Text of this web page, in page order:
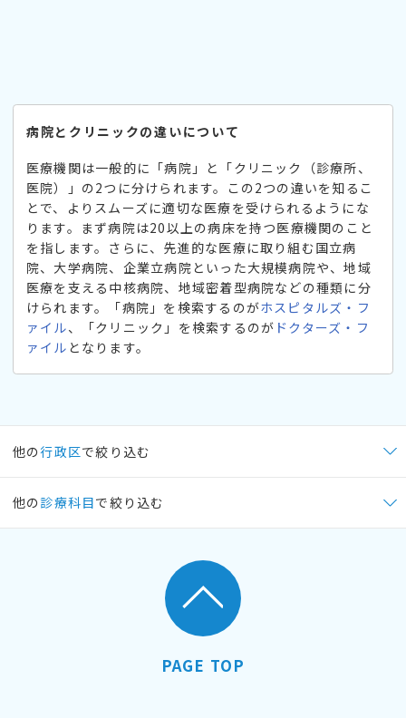
病院とクリニックの違いについて
医療機関は一般的に「病院」と「クリニック（診療所、
医院）」の2つに分けられます。この2つの違いを知るこ
とで、よりスムーズに適切な医療を受けられるようにな
ります。まず病院は20以上の病床を持つ医療機関のこと
を指します。さらに、先進的な医療に取り組む国立病
院、大学病院、企業立病院といった大規模病院や、地域
医療を支える中核病院、地域密着型病院などの種類に分
けられます。「病院」を検索するのがホスピタルズ・フ
ァイル、「クリニック」を検索するのが ドクターズ・フ
ァイル となります。
他の行政区で絞り込む
他の 診療科目で絞り込む
PAGE TOP